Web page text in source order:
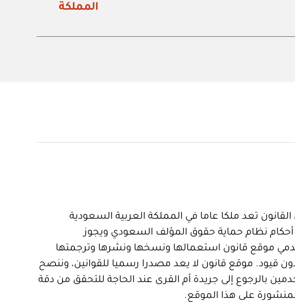
المملكة
تعد ملكا عاما في المملكة العربية السعودية
نظام حماية حقوق المؤلف السعودي ويجوز
موقع قانون استعمالها ونسخها ونشرها وترجمتها
قيود. موقع قانون لا يعد مصدرا رسميا للقوانين، وننصح
بالرجوع إلى جريدة أم القرى عند الحاجة للتحقق من دقة
على هذا الموقع.